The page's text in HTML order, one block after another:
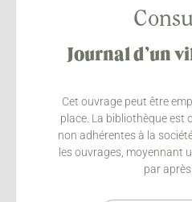
Journal d’un
Cet ouvrage peut être
place. La bibliothèque est
non adhérentes à la
les ouvrages, moyennant
par après